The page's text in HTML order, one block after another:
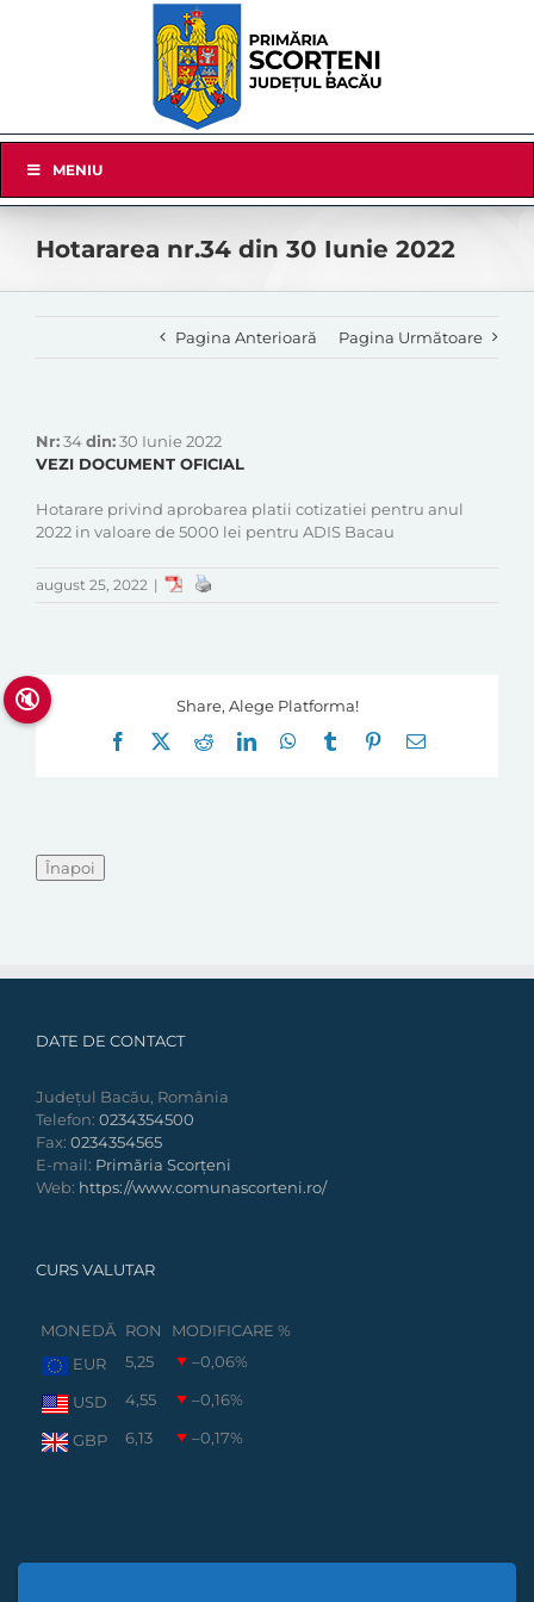
Navigation
MENIU
Hotararea nr.34 din 30 Iunie 2022
Pagina Anterioară Pagina Următoare
Nr:34din:30 Iunie 2022
VEZI DOCUMENT OFICIAL
Hotarare privind aprobarea platii cotizatiei pentru anul
2022 in valoare de 5000 lei pentru ADIS Bacau
august 25, 2022 |
Share, Alege Platforma!
Facebook
RedditLinkedInWhatsApp
Tumblr Pinterest
E-
DATE DE CONTACT
Județul Bacău, România
Telefon: 0234354500
Fax: 0234354565
E-mail: Primăria Scorțeni
Web: https://www.comunascorteni.ro/
CURS VALUTAR
MONEDĂ RON
MODIFICARE %
EUR
5,25 –0,06%
USD 4,55 –0,16%
GBP 6,13 –0,17%
🔇